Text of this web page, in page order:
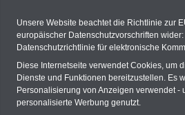
Hier die
abschließen!
Unsere Website beachtet die Richtlinie zur
europäischer Datenschutzvorschriften
Datenschutzrichtlinie für elektronische
Diese Internetseite verwendet Cookies, um
Dienste und Funktionen bereitzustellen. Es
Personalisierung von Anzeigen verwendet
personalisierte Werbung genutzt.